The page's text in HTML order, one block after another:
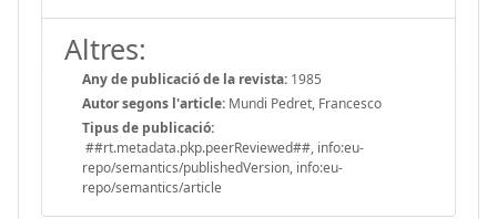
Altres:
Any de publicació de la revista: 1985
Autor segons l'article: Mundi Pedret, Francesco
Tipus de publicació:
##rt.metadata.pkp.peerReviewed##, info:eu-
repo/semantics/publishedVersion, info:eu-
repo/semantics/article